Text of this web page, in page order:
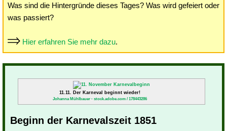
Was sind die Hintergründe dieses Tages? Was wird gefeiert oder
was passiert?
Hier erfahren Sie mehr dazu.
11.11. Der Karneval beginnt wieder!
Johanna Mühlbauer - stock.adobe.com / 178443286
Beginn der Karnevalszeit 1851